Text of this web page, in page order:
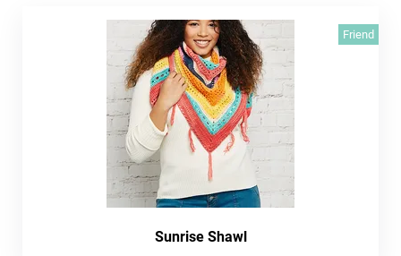
Friend
Sunrise Shawl